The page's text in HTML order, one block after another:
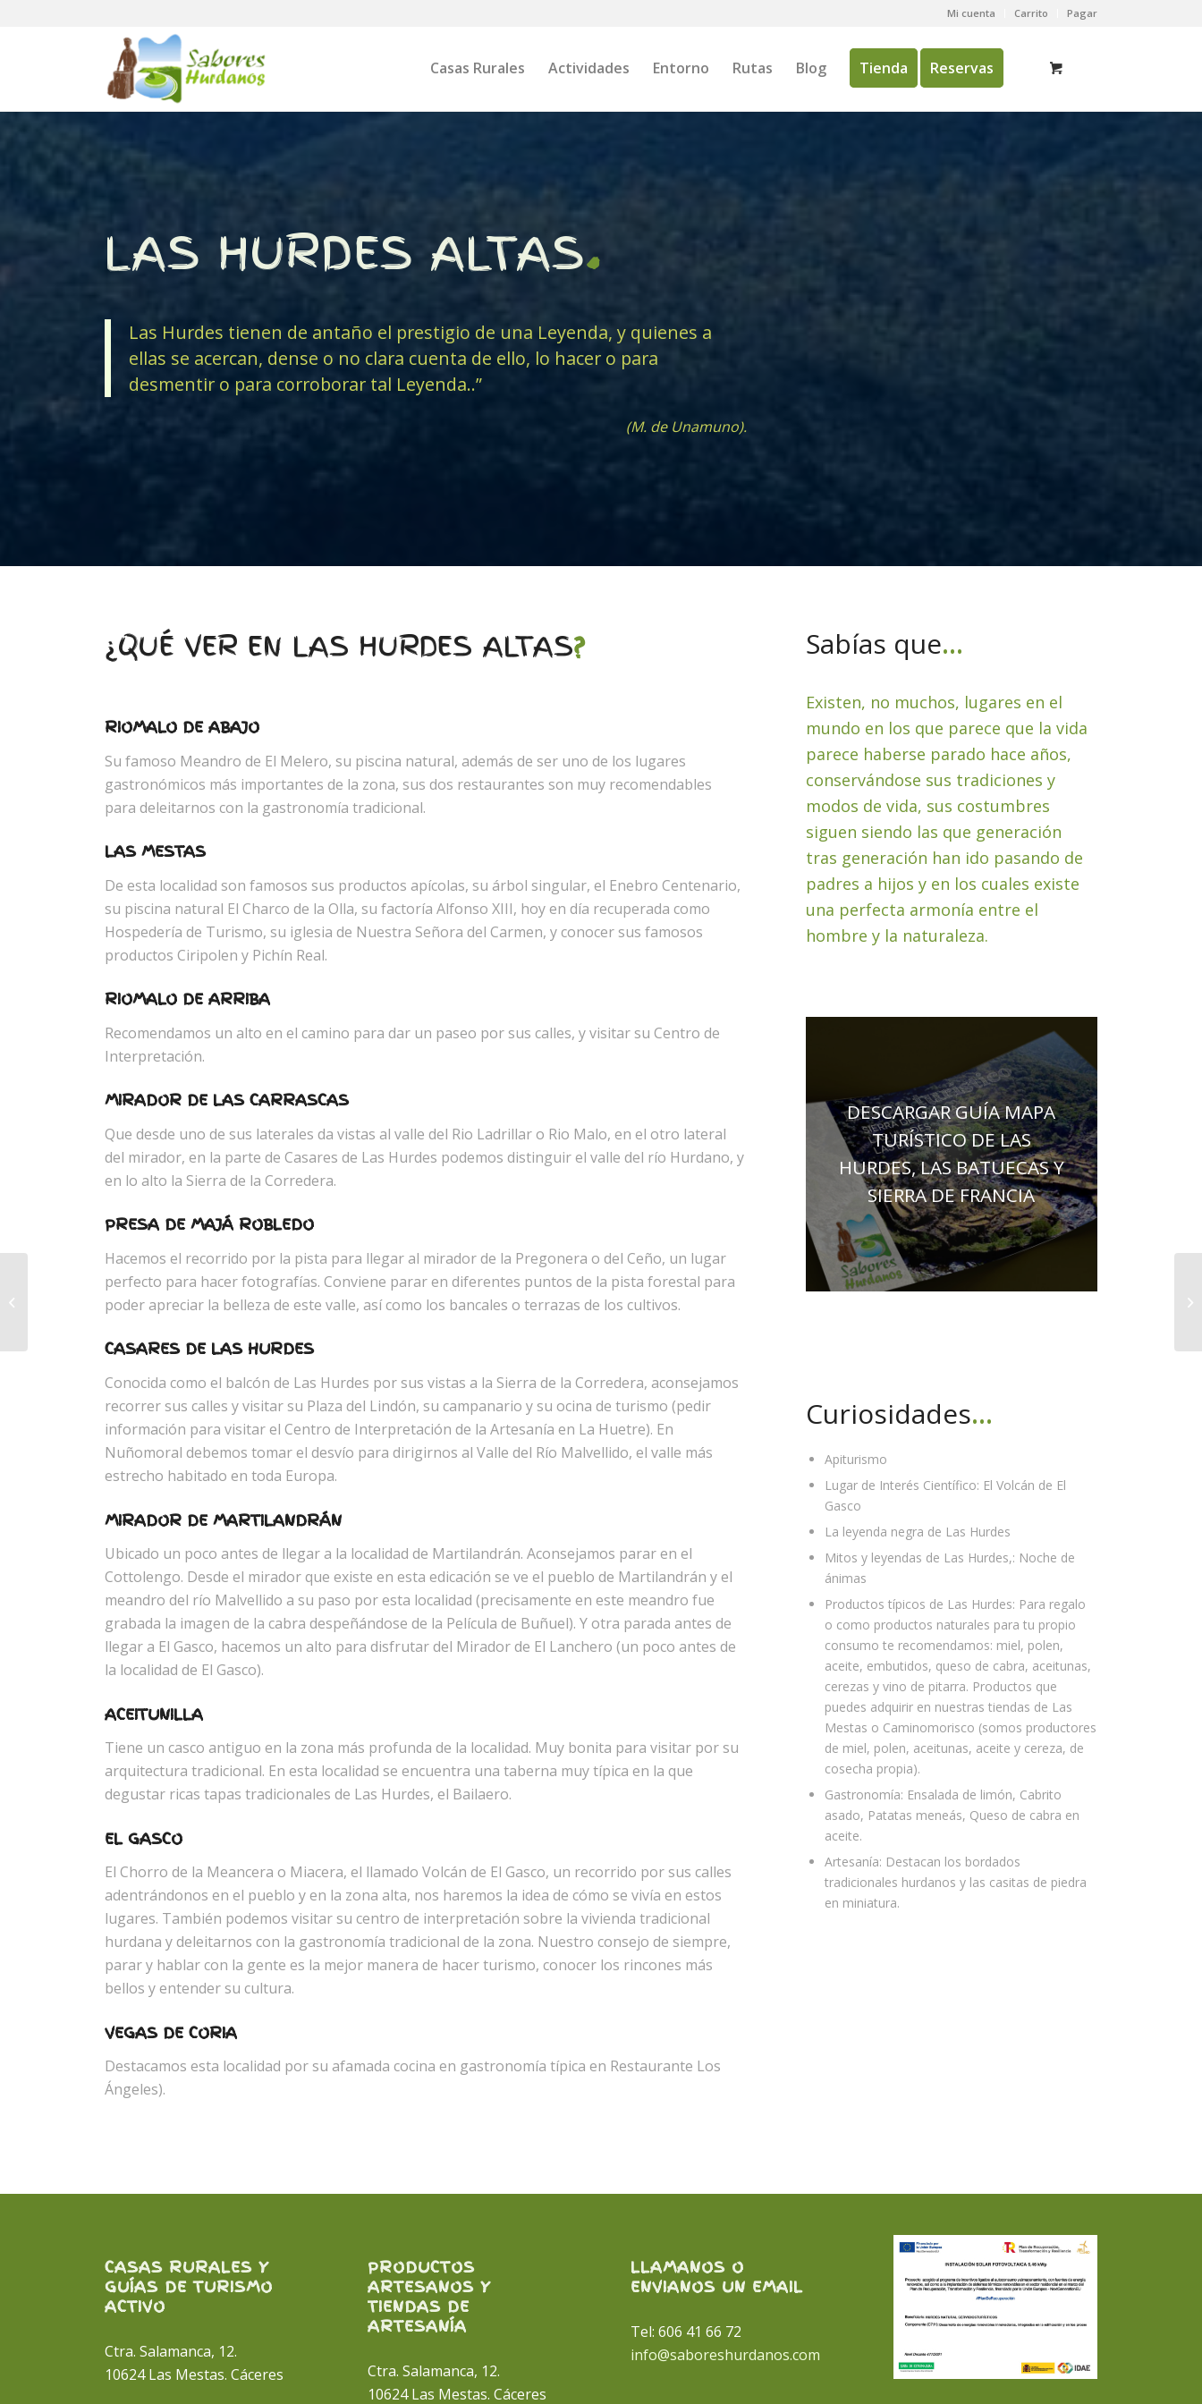
Mi cuenta Carrito Pagar
Casas Rurales Actividades Entorno Rutas Blog Tienda Reservas
LAS HURDES ALTAS.
Las Hurdes tienen de antaño el prestigio de una Leyenda, y quienes a
ellas se acercan, dense o no clara cuenta de ello, lo hacer o para
desmentir o para corroborar tal Leyenda..”
(M. de Unamuno).
¿QUÉ VER EN LAS HURDES ALTAS?
RIOMALO DE ABAJO
Su famoso Meandro de El Melero, su piscina natural, además de ser uno de los lugares
gastronómicos más importantes de la zona, sus dos restaurantes son muy recomendables
para deleitarnos con la gastronomía tradicional.
LAS MESTAS
De esta localidad son famosos sus productos apícolas, su árbol singular, el Enebro Centenario,
su piscina natural El Charco de la Olla, su factoría Alfonso XIII, hoy en día recuperada como
Hospedería de Turismo, su iglesia de Nuestra Señora del Carmen, y conocer sus famosos
productos Ciripolen y Pichín Real.
RIOMALO DE ARRIBA
Recomendamos un alto en el camino para dar un paseo por sus calles, y visitar su Centro de
Interpretación.
MIRADOR DE LAS CARRASCAS
Que desde uno de sus laterales da vistas al valle del Rio Ladrillar o Rio Malo, en el otro lateral
del mirador, en la parte de Casares de Las Hurdes podemos distinguir el valle del río Hurdano, y
en lo alto la Sierra de la Corredera.
PRESA DE MAJÁ ROBLEDO
Hacemos el recorrido por la pista para llegar al mirador de la Pregonera o del Ceño, un lugar
perfecto para hacer fotografías. Conviene parar en diferentes puntos de la pista forestal para
poder apreciar la belleza de este valle, así como los bancales o terrazas de los cultivos.
CASARES DE LAS HURDES
Conocida como el balcón de Las Hurdes por sus vistas a la Sierra de la Corredera, aconsejamos
recorrer sus calles y visitar su Plaza del Lindón, su campanario y su ocina de turismo (pedir
información para visitar el Centro de Interpretación de la Artesanía en La Huetre). En
Nuñomoral debemos tomar el desvío para dirigirnos al Valle del Río Malvellido, el valle más
estrecho habitado en toda Europa.
MIRADOR DE MARTILANDRÁN
Ubicado un poco antes de llegar a la localidad de Martilandrán. Aconsejamos parar en el
Cottolengo. Desde el mirador que existe en esta edicación se ve el pueblo de Martilandrán y el
meandro del río Malvellido a su paso por esta localidad (precisamente en este meandro fue
grabada la imagen de la cabra despeñándose de la Película de Buñuel). Y otra parada antes de
llegar a El Gasco, hacemos un alto para disfrutar del Mirador de El Lanchero (un poco antes de
la localidad de El Gasco).
ACEITUNILLA
Tiene un casco antiguo en la zona más profunda de la localidad. Muy bonita para visitar por su
arquitectura tradicional. En esta localidad se encuentra una taberna muy típica en la que
degustar ricas tapas tradicionales de Las Hurdes, el Bailaero.
EL GASCO
El Chorro de la Meancera o Miacera, el llamado Volcán de El Gasco, un recorrido por sus calles
adentrándonos en el pueblo y en la zona alta, nos haremos la idea de cómo se vivía en estos
lugares. También podemos visitar su centro de interpretación sobre la vivienda tradicional
hurdana y deleitarnos con la gastronomía tradicional de la zona. Nuestro consejo de siempre,
parar y hablar con la gente es la mejor manera de hacer turismo, conocer los rincones más
bellos y entender su cultura.
VEGAS DE CORIA
Destacamos esta localidad por su afamada cocina en gastronomía típica en Restaurante Los
Ángeles).
Sabías que…
Existen, no muchos, lugares en el
mundo en los que parece que la vida
parece haberse parado hace años,
conservándose sus tradiciones y
modos de vida, sus costumbres
siguen siendo las que generación
tras generación han ido pasando de
padres a hijos y en los cuales existe
una perfecta armonía entre el
hombre y la naturaleza.
DESCARGAR GUÍA MAPA
TURÍSTICO DE LAS
HURDES, LAS BATUECAS Y
SIERRA DE FRANCIA
Curiosidades…
Apiturismo
Lugar de Interés Científico: El Volcán de El
Gasco
La leyenda negra de Las Hurdes
Mitos y leyendas de Las Hurdes,: Noche de
ánimas
Productos típicos de Las Hurdes: Para regalo
o como productos naturales para tu propio
consumo te recomendamos: miel, polen,
aceite, embutidos, queso de cabra, aceitunas,
cerezas y vino de pitarra. Productos que
puedes adquirir en nuestras tiendas de Las
Mestas o Caminomorisco (somos productores
de miel, polen, aceitunas, aceite y cereza, de
cosecha propia).
Gastronomía: Ensalada de limón, Cabrito
asado, Patatas meneás, Queso de cabra en
aceite.
Artesanía: Destacan los bordados
tradicionales hurdanos y las casitas de piedra
en miniatura.
CASAS RURALES Y
GUÍAS DE TURISMO
ACTIVO
Ctra. Salamanca, 12.
10624 Las Mestas. Cáceres
PRODUCTOS
ARTESANOS Y
TIENDAS DE
ARTESANÍA
Ctra. Salamanca, 12.
10624 Las Mestas. Cáceres
LLAMANOS O
ENVIANOS UN EMAIL
Tel: 606 41 66 72
info@saboreshurdanos.com
Ruta 01. Senda de